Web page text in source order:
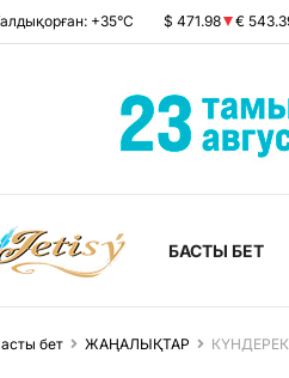
+35°C $ 471.98 €
БАСТЫ БЕТ
бет ЖАҢАЛЫҚТАР КҮНДЕРЕК